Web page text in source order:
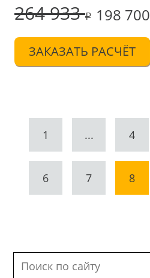
264 933 198 700
ЗАКАЗАТЬ РАСЧЁТ
1 ... 4
6 7 8